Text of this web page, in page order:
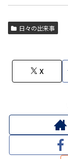
日々の出来事
X